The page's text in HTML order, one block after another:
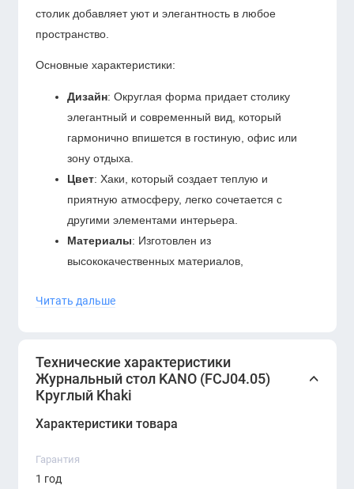
столик добавляет уют и элегантность в любое
пространство.
Основные характеристики:
Дизайн: Округлая форма придает столику
элегантный и современный вид, который
гармонично впишется в гостиную, офис или
зону отдыха.
Цвет: Хаки, который создает теплую и
приятную атмосферу, легко сочетается с
другими элементами интерьера.
Материалы: Изготовлен из
высококачественных материалов,
к повседневному использованию.
или декоративные элементы.
Прочная конструкция: Устойчивые ножки и
стабильность и длительный срок службы.
Журнальный стол KANO (FCJ04.05) круглый
Khaki
Читать дальше
Технические характеристики
Журнальный стол KANO (FCJ04.05)
Круглый Khaki
Характеристики товара
Гарантия
1 год